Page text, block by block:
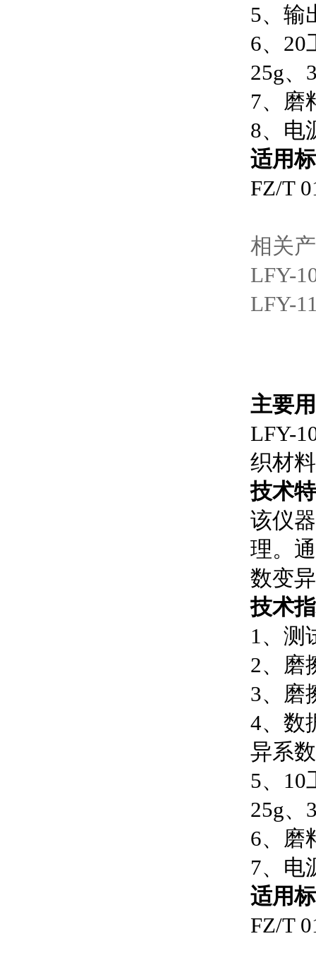
5、输
6、20
25g、
7、磨
8、电
适用
FZ/T
相关
LFY-
LFY-
主要
LFY-
织材
技术
该仪
理。
数变
技术
1、测
2、磨
3、磨
4、数
异系
5、10
25g、
6、磨
7、电
适用
FZ/T